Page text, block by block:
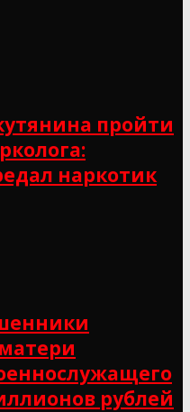
пройти
наркотик
рублей